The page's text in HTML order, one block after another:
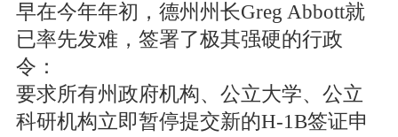
早在今年年初，德州州长Greg Abbott就
已率先发难，签署了极其强硬的行政
令：
要求所有州政府机构、公立大学、公立
科研机构立即暂停提交新的H-1B签证申